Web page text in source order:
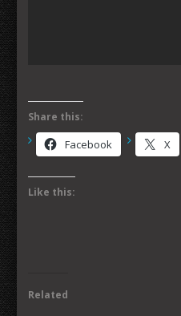
Share this:
Facebook X
Like this:
Related